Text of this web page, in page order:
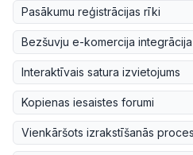
Pasākumu reģistrācijas rīki
Bezšuvju e-komercija integrācija
Interaktīvais satura izvietojums
Kopienas iesaistes forumi
Vienkāršots izrakstīšanās